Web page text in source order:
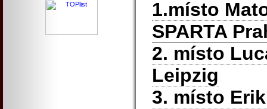
1.místo
SPARTA
2. místo
Leipzig
3. místo